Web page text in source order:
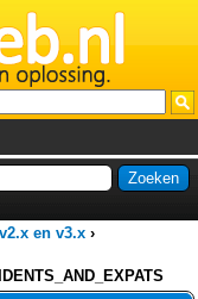
en v3.x ›